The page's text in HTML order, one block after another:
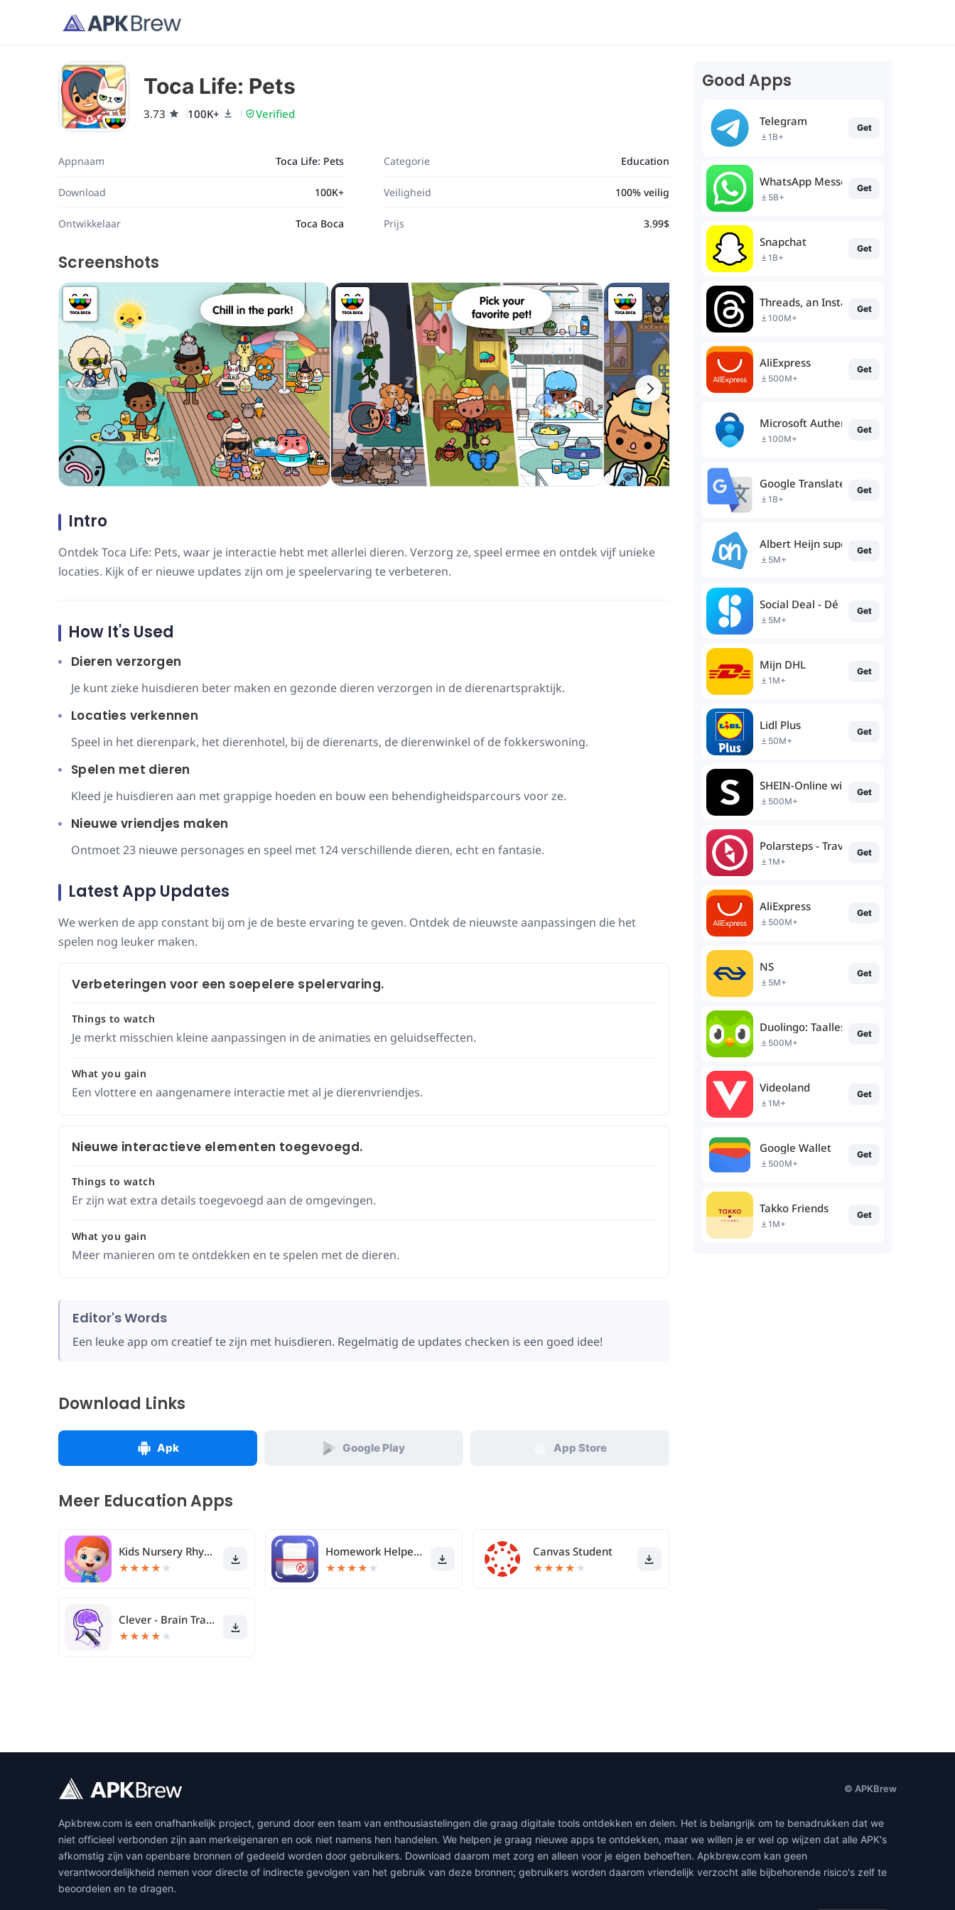
Toca Life: Pets
3.73 100K+ Verified
Appnaam Toca Life: Pets Categorie Education
Download 100K+ Veiligheid 100% veilig
Ontwikkelaar Toca Boca Prijs 3.99$
Screenshots
Intro
Ontdek Toca Life: Pets, waar je interactie hebt met allerlei dieren. Verzorg ze, speel ermee en ontdek vijf unieke
locaties. Kijk of er nieuwe updates zijn om je speelervaring te verbeteren.
How It's Used
Dieren verzorgen
Je kunt zieke huisdieren beter maken en gezonde dieren verzorgen in de dierenartspraktijk.
Locaties verkennen
Speel in het dierenpark, het dierenhotel, bij de dierenarts, de dierenwinkel of de fokkerswoning.
Spelen met dieren
Kleed je huisdieren aan met grappige hoeden en bouw een behendigheidsparcours voor ze.
Nieuwe vriendjes maken
Ontmoet 23 nieuwe personages en speel met 124 verschillende dieren, echt en fantasie.
Latest App Updates
We werken de app constant bij om je de beste ervaring te geven. Ontdek de nieuwste aanpassingen die het
spelen nog leuker maken.
Verbeteringen voor een soepelere spelervaring.
Things to watch
Je merkt misschien kleine aanpassingen in de animaties en geluidseffecten.
What you gain
Een vlottere en aangenamere interactie met al je dierenvriendjes.
Nieuwe interactieve elementen toegevoegd.
Things to watch
Er zijn wat extra details toegevoegd aan de omgevingen.
What you gain
Meer manieren om te ontdekken en te spelen met de dieren.
Editor's Words
Een leuke app om creatief te zijn met huisdieren. Regelmatig de updates checken is een goed idee!
Download Links
Apk Google Play App Store
Meer Education Apps
Kids Nursery Rhymes - Domi TV
★★★★ ★
Homework Helper & Math Solver
★★★★ ★
Canvas Student
★★★★ ★
Clever - Brain Training Games
★★★★ ★
Good Apps
Telegram
1B+
Get
WhatsApp Messenger
5B+
Get
Snapchat
1B+
Get
Threads, an Instagram app
100M+
Get
AliExpress
500M+
Get
Microsoft Authenticator
100M+
Get
Google Translate
1B+
Get
Albert Heijn supermarkt
5M+
Get
Social Deal - Dé beste deals
5M+
Get
Mijn DHL
1M+
Get
Lidl Plus
50M+
Get
SHEIN-Online winkelen
500M+
Get
Polarsteps - Travel Tracker
1M+
Get
AliExpress
500M+
Get
NS
5M+
Get
Duolingo: Taallessen
500M+
Get
Videoland
1M+
Get
Google Wallet
500M+
Get
Takko Friends
1M+
Get
© APKBrew
Apkbrew.com is een onafhankelijk project, gerund door een team van enthousiastelingen die graag digitale tools ontdekken en delen. Het is belangrijk om te benadrukken dat we
niet officieel verbonden zijn aan merkeigenaren en ook niet namens hen handelen. We helpen je graag nieuwe apps te ontdekken, maar we willen je er wel op wijzen dat alle APK's
afkomstig zijn van openbare bronnen of gedeeld worden door gebruikers. Download daarom met zorg en alleen voor je eigen behoeften. Apkbrew.com kan geen
verantwoordelijkheid nemen voor directe of indirecte gevolgen van het gebruik van deze bronnen; gebruikers worden daarom vriendelijk verzocht alle bijbehorende risico's zelf te
beoordelen en te dragen.